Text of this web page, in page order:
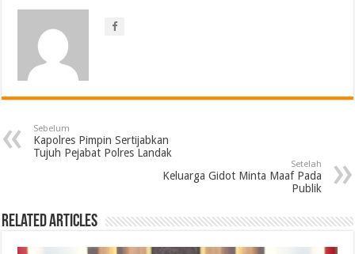
Sebelum
Kapolres Pimpin Sertijabkan
Tujuh Pejabat Polres Landak
Setelah
Keluarga Gidot Minta Maaf Pada
Publik
Related Articles